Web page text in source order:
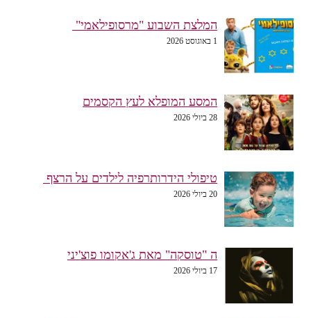
המלצת השבוע "מרסופילאמי"
1 באוגוסט 2026
המסע המופלא לעץ הקסמים
28 ביולי 2026
טיפולי הידרותרפיה לילדים על הרצף
20 ביולי 2026
ה "טוסקה" מאת ג'אקומו פוצ'יני
17 ביולי 2026